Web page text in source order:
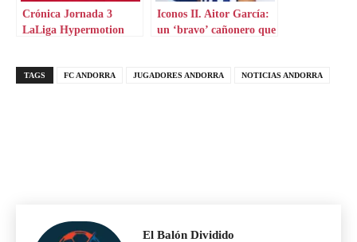
Crónica Jornada 3
LaLiga Hypermotion
Iconos II. Aitor García:
un ‘bravo’ cañonero que
TAGS FC ANDORRA JUGADORES ANDORRA NOTICIAS ANDORRA
El Balón Dividido